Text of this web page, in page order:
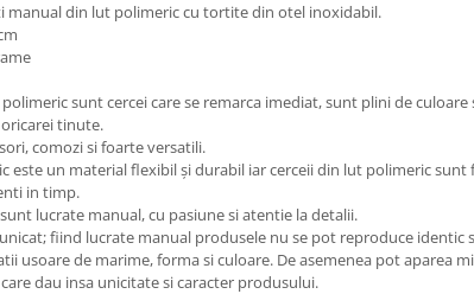
manual din lut polimeric cu tortite din otel inoxidabil.
sunt cercei care se remarca imediat, sunt plini de culoare
tinute.
comozi si foarte versatili.
este un material flexibil și durabil iar cerceii din lut polimeric sunt
in timp.
lucrate manual, cu pasiune si atentie la detalii.
fiind lucrate manual produsele nu se pot reproduce identic
usoare de marime, forma si culoare. De asemenea pot aparea
dau insa unicitate si caracter produsului.